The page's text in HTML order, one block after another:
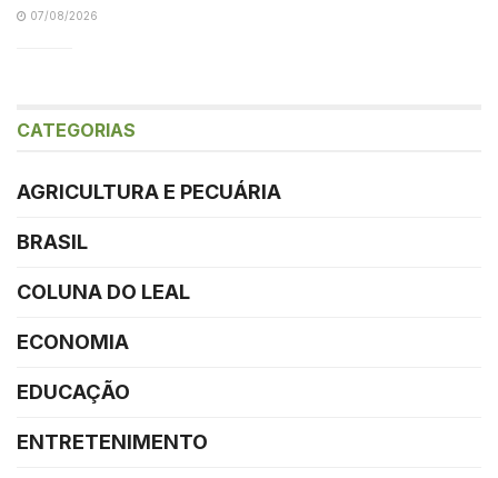
07/08/2026
CATEGORIAS
AGRICULTURA E PECUÁRIA
BRASIL
COLUNA DO LEAL
ECONOMIA
EDUCAÇÃO
ENTRETENIMENTO